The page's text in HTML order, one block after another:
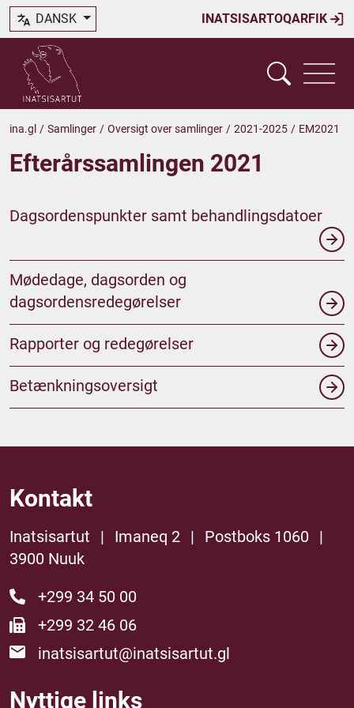
INATSISARTOQARFIK
DANSK
ina.gl / Samlinger / Oversigt over samlinger / 2021-2025 / EM2021
Efterårssamlingen 2021
Dagsordenspunkter samt behandlingsdatoer
Mødedage, dagsorden og
dagsordensredegørelser
Rapporter og redegørelser
Betænkningsoversigt
Kontakt
Inatsisartut | Imaneq 2 | Postboks 1060
|
3900 Nuuk
+299 34 50 00
+299 32 46 06
inatsisartut@inatsisartut.gl
Nyttige links